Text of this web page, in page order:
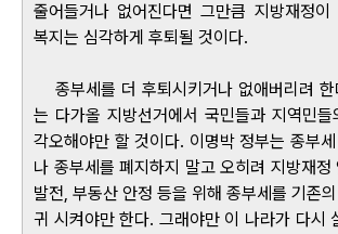
줄어들거나 없어진다면 그만큼 지방재정이
복지는 심각하게 후퇴될 것이다.
종부세를 더 후퇴시키거나 없애버리려
는 다가올 지방선거에서 국민들과 지역민
각오해야만 할 것이다. 이명박 정부는 종부
나 종부세를 폐지하지 말고 오히려 지방재정
발전, 부동산 안정 등을 위해 종부세를 기존
귀 시켜야만 한다. 그래야만 이 나라가 다시